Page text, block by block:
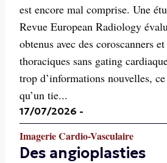
est encore mal comprise. Une
Revue European Radiology
obtenus avec des coroscanners
thoraciques sans gating
trop d’informations nouvelles,
qu’un tie...
17/07/2026 -
Imagerie Cardio-Vasculaire
Des angioplasties